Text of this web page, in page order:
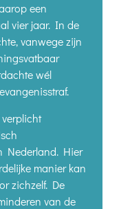
een
vier jaar. In de
vanwege zijn
wél
Nederland. Hier
manier kan
zichzelf. De
van de